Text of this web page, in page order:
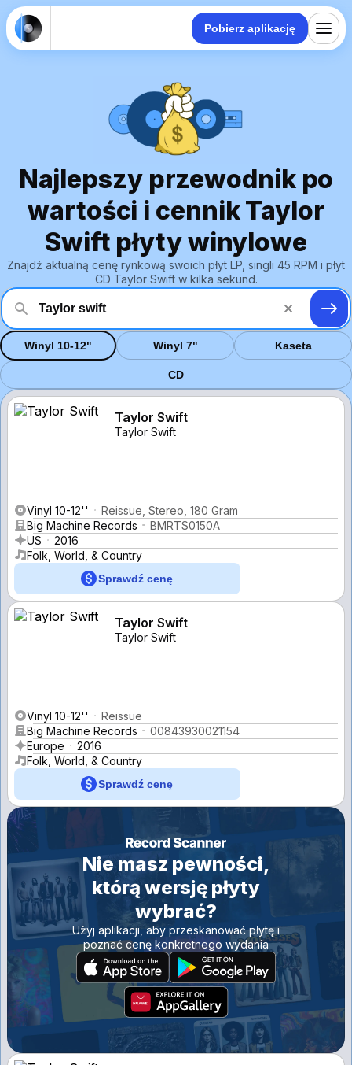
Pobierz aplikację
Najlepszy przewodnik po
wartości i cennik Taylor
Swift płyty winylowe
Znajdź aktualną cenę rynkową swoich płyt LP, singli 45 RPM i płyt
CD Taylor Swift w kilka sekund.
Winyl 10-12" Winyl 7" Kaseta
CD
Taylor Swift
Taylor Swift
Vinyl 10-12''
Reissue, Stereo, 180 Gram
Big Machine Records
BMRTS0150A
US
2016
Folk, World, & Country
Sprawdź cenę
Taylor Swift
Taylor Swift
Vinyl 10-12''
Reissue
Big Machine Records
00843930021154
Europe
2016
Folk, World, & Country
Sprawdź cenę
Nie masz pewności,
którą wersję płyty
wybrać?
Użyj aplikacji, aby przeskanować płytę i
poznać cenę konkretnego wydania